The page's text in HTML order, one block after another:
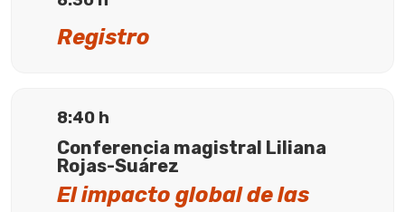
Registro
8:40 h
Conferencia magistral Liliana
Rojas-Suárez
El impacto global de las